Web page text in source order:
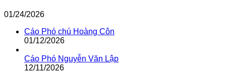
01/24/2026
Cáo Phó chú Hoàng Côn
01/12/2026
Cáo Phó Nguyễn Văn Lập
12/11/2026